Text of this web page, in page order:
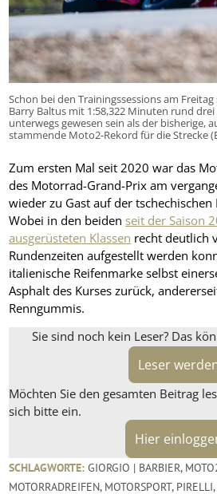
Schon bei den Trainingssessions am
Barry Baltus mit 1:58,322 Minuten rund
unterwegs gewesen sein als der bisherige,
stammende Moto2-Rekord für die Strecke
Zum ersten Mal seit 2020 war das
des Motorrad-Grand-Prix am
wieder zu Gast auf der
Wobei in den beiden seit der Saison
ausgerüsteten Klassen recht deutlich
Rundenzeiten aufgestellt werden
italienische Reifenmarke selbst
Asphalt des Kurses zurück,
Renngummis.
Sie sind noch kein Leser? Das
Leser
Möchten Sie den gesamten Beitrag
sich bitte ein.
Hier
SCHLAGWORTE: GIORGIO | BARBIER,
MOTORRADREIFEN, MOTORSPORT, PIRELLI,